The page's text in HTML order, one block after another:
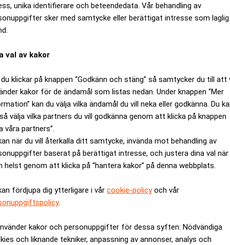
unika identifierare och beteendedata. Vår behandling av
sker med samtycke eller berättigat intresse som laglig
val av kakor
klickar på knappen “Godkänn och stäng” så samtycker du till att
kakor för de ändamål som listas nedan. Under knappen “Mer
kan du välja vilka ändamål du vill neka eller godkänna. Du
välja vilka partners du vill godkänna genom att klicka på knappen
våra partners”.
när du vill återkalla ditt samtycke, invända mot behandling av
baserat på berättigat intresse, och justera dina val när
helst genom att klicka på “hantera kakor” på denna webbplats.
fördjupa dig ytterligare i vår cookie-policyoch vår
.
kakor och personuppgifter för dessa syften: Nödvändiga
och liknande tekniker, anpassning av annonser, analys och
i 25 länder och är världens ledande sportagent.
som dog i i en hjärtattack förra året, under det tidiga 60-
började med att representera golfare, racerförare och
sport och musik.
verkligen globalt varumärke. Ingen annan kan mäta sig
säger Theodor J Forstmann, partner på Forstmann Little.
köpet helt med eget kapital. Summan har ej
av sportevent och försäljning av sändningsrättigheter
är kostnadsfritt: Prenumerera